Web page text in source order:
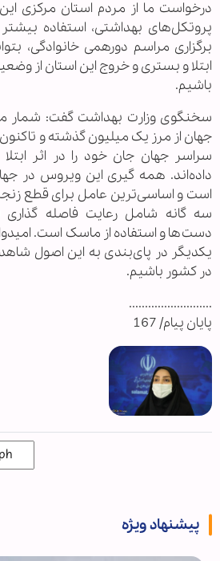
درخواست ما از مردم استان مرکزی
پروتکل‌های بهداشتی، استفاده
برگزاری مراسم دورهمی خانوادگی،
ابتلا و بستری و خروج این استان از
باشیم.
سخنگوی وزارت بهداشت گفت: شمار
سراسر جهان جان خود را در اثر
داده‌اند. همه گیری این ویروس در
است و اساسی‌ترین عامل برای قطع
سه گانه شامل رعایت فاصله
دست‌ها و استفاده از ماسک است.
یکدیگر در پای‌بندی به این اصول
در کشور باشیم.
..........................
پایان پیام/ 167
پیشنهاد ویژه